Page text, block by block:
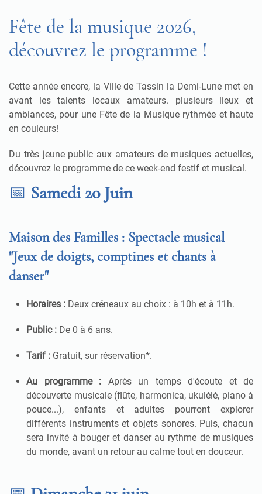
Fête de la musique 2026,
découvrez le programme !
Cette année encore, la Ville de Tassin la Demi-Lune met en
avant les talents locaux amateurs. plusieurs lieux et
ambiances, pour une Fête de la Musique rythmée et haute
en couleurs!
Du très jeune public aux amateurs de musiques actuelles,
découvrez le programme de ce week-end festif et musical.
📅 Samedi 20 Juin
Maison des Familles : Spectacle musical
"Jeux de doigts, comptines et chants à
danser"
Horaires : Deux créneaux au choix : à 10h et à 11h.
Public : De 0 à 6 ans.
Tarif : Gratuit, sur réservation*.
Au programme : Après un temps d'écoute et de
découverte musicale (flûte, harmonica, ukulélé, piano à
pouce...), enfants et adultes pourront explorer
différents instruments et objets sonores. Puis, chacun
sera invité à bouger et danser au rythme de musiques
du monde, avant un retour au calme tout en douceur.